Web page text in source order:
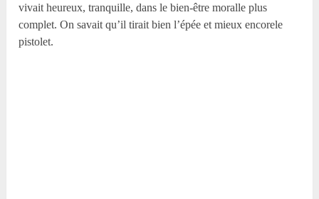
vivait heureux, tranquille, dans le bien-être moralle plus
complet. On savait qu’il tirait bien l’épée et mieux encorele
pistolet.